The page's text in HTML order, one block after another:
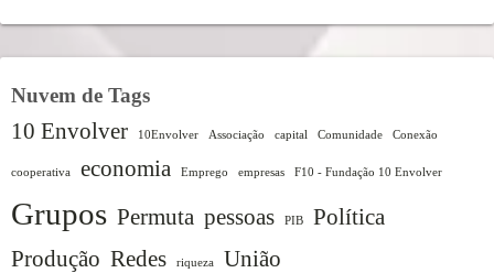
Nuvem de Tags
10 Envolver 10Envolver Associação capital Comunidade Conexão
cooperativa economia Emprego empresas F10 - Fundação 10 Envolver
Grupos Permuta pessoas PIB
Política
Produção Redes riqueza União